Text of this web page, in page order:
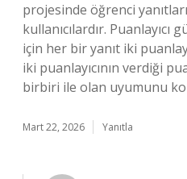
projesinde öğrenci
kullanıcılardır. Puanlayıcı
için her bir yanıt iki
iki puanlayıcının verdiği
birbiri ile olan uyumunu
Mart 22, 2026 Yanıtla